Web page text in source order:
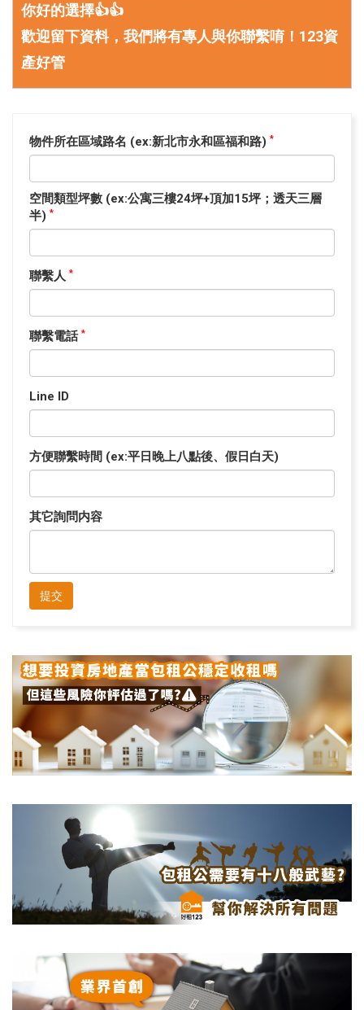
你好的選擇👍👍
歡迎留下資料，我們將有專人與你聯繫唷！123資
產好管
物件所在區域路名 (ex:新北市永和區福和路) *
空間類型坪數 (ex:公寓三樓24坪+頂加15坪；透天三層
半) *
聯繫人 *
聯繫電話 *
Line ID
方便聯繫時間 (ex:平日晚上八點後、假日白天)
其它詢問内容
提交